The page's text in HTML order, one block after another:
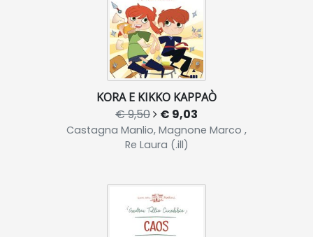
KORA E KIKKO KAPPAÒ
€ 9,50 € 9,03
Castagna Manlio, Magnone Marco ,
Re Laura (.ill)